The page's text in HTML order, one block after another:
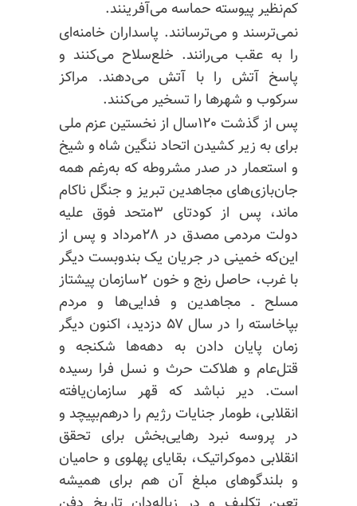
کم‌نظیر پیوسته حماسه می‌آفرینند.
نمی‌ترسند و می‌ترسانند. پاسداران خامنه‌ای
را به عقب می‌رانند. خلع‌سلاح می‌کنند و
پاسخ آتش را با آتش می‌دهند. مراکز
سرکوب و شهرها را تسخیر می‌کنند.
پس از گذشت ۱۲۰سال از نخستین عزم ملی
برای به زیر کشیدن اتحاد ننگین شاه و شیخ
و استعمار در صدر مشروطه که به‌رغم همه
جان‌بازی‌های مجاهدین تبریز و جنگل ناکام
ماند، پس از کودتای ۳متحد فوق علیه
دولت مردمی مصدق در ۲۸مرداد و پس از
این‌که خمینی در جریان یک بندوبست دیگر
با غرب، حاصل رنج و خون ۲سازمان پیشتاز
مسلح ـ مجاهدین و فدایی‌ها و مردم
بپاخاسته را در سال ۵۷ دزدید، اکنون دیگر
زمان پایان دادن به دهه‌ها شکنجه و
قتل‌عام و هلاکت حرث و نسل فرا رسیده
است. دیر نباشد که قهر سازمان‌یافته
انقلابی، طومار جنایات رژیم را درهم‌بپیچد و
در پروسه نبرد رهایی‌بخش برای تحقق
انقلابی دموکراتیک، بقایای پهلوی و حامیان
و بلندگوهای مبلغ آن هم برای همیشه